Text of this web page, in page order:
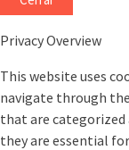
Privacy Overview
This website uses
navigate through
that are categorized
they are essential